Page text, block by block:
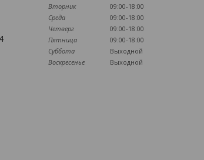
Вторник
09:00-18:00
Среда
09:00-18:00
Четверг
09:00-18:00
Пятница
09:00-18:00
Суббота
Выходной
Воскресенье
Выходной